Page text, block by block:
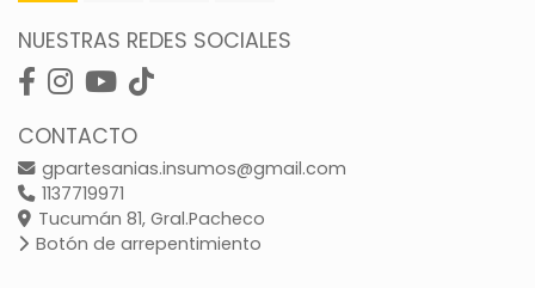
NUESTRAS REDES SOCIALES
CONTACTO
gpartesanias.insumos@gmail.com
1137719971
Tucumán 81, Gral.Pacheco
Botón de arrepentimiento